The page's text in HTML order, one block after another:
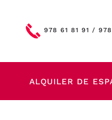
978 61 81 91 /
ALQUILER DE